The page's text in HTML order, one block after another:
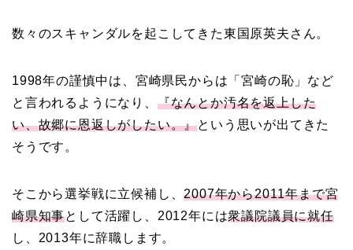
数々のスキャンダルを起こしてきた東国原英夫さん。
1998年の謹慎中は、宮崎県民からは「宮崎の恥」など
と言われるようになり、 『なんとか汚名を返上した
い、故郷に恩返しがしたい。』という思いが出てきた
そうです。
そこから選挙戦に立候補し、2007年から2011年まで宮
崎県知事として活躍し、2012年には衆議院議員に就任
し、2013年に辞職します。